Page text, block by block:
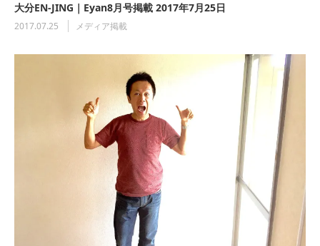
大分EN-JING｜Eyan8月号掲載 2017年7月25日
2017.07.25 メディア掲載
国際交流シェアハウスBorderlessでクリスマ
スパーティ…
The Borderless入居者卒業パーティー！！
202…
The Borderless 餃子パーティー！！ 2023